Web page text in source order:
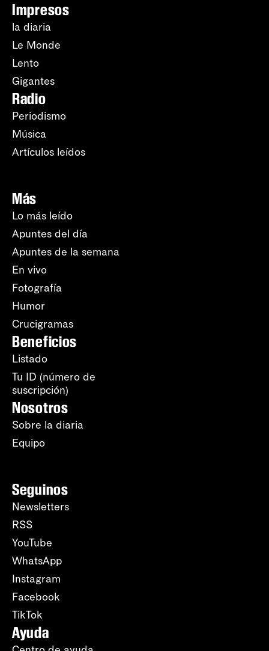
Impresos
la diaria
Le Monde
Lento
Gigantes
Radio
Periodismo
Música
Artículos leídos
Más
Lo más leído
Apuntes del día
Apuntes de la semana
En vivo
Fotografía
Humor
Crucigramas
Beneficios
Listado
Tu ID (número de
suscripción)
Nosotros
Sobre la diaria
Equipo
Seguinos
Newsletters
RSS
YouTube
WhatsApp
Instagram
Facebook
TikTok
Ayuda